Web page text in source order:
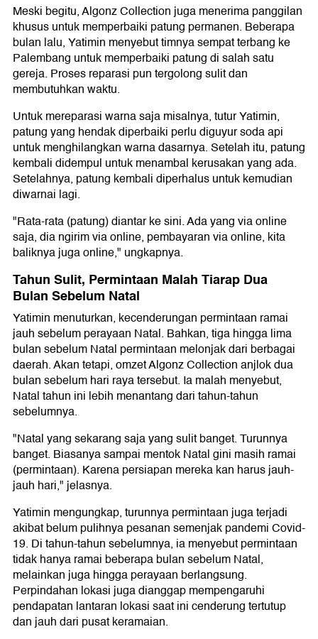
Meski begitu, Algonz Collection juga menerima panggilan
khusus untuk memperbaiki patung permanen. Beberapa
bulan lalu, Yatimin menyebut timnya sempat terbang ke
Palembang untuk memperbaiki patung di salah satu
gereja. Proses reparasi pun tergolong sulit dan
membutuhkan waktu.
Untuk mereparasi warna saja misalnya, tutur Yatimin,
patung yang hendak diperbaiki perlu diguyur soda api
untuk menghilangkan warna dasarnya. Setelah itu, patung
kembali didempul untuk menambal kerusakan yang ada.
Setelahnya, patung kembali diperhalus untuk kemudian
diwarnai lagi.
"Rata-rata (patung) diantar ke sini. Ada yang via online
saja, dia ngirim via online, pembayaran via online, kita
baliknya juga online," ungkapnya.
Tahun Sulit, Permintaan Malah Tiarap Dua
Bulan Sebelum Natal
Yatimin menuturkan, kecenderungan permintaan ramai
jauh sebelum perayaan Natal. Bahkan, tiga hingga lima
bulan sebelum Natal permintaan melonjak dari berbagai
daerah. Akan tetapi, omzet Algonz Collection anjlok dua
bulan sebelum hari raya tersebut. Ia malah menyebut,
Natal tahun ini lebih menantang dari tahun-tahun
sebelumnya.
"Natal yang sekarang saja yang sulit banget. Turunnya
banget. Biasanya sampai mentok Natal gini masih ramai
(permintaan). Karena persiapan mereka kan harus jauh-
jauh hari," jelasnya.
Yatimin mengungkap, turunnya permintaan juga terjadi
akibat belum pulihnya pesanan semenjak pandemi Covid-
19. Di tahun-tahun sebelumnya, ia menyebut permintaan
tidak hanya ramai beberapa bulan sebelum Natal,
melainkan juga hingga perayaan berlangsung.
Perpindahan lokasi juga dianggap mempengaruhi
pendapatan lantaran lokasi saat ini cenderung tertutup
dan jauh dari pusat keramaian.